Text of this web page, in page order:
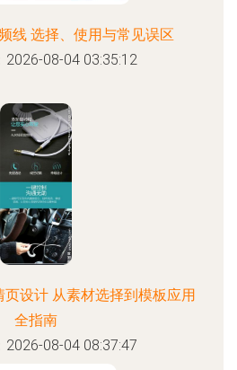
线 选择、使用与常见误区
2026-08-04 03:35:12
设计 从素材选择到模板应用
全指南
2026-08-04 08:37:47